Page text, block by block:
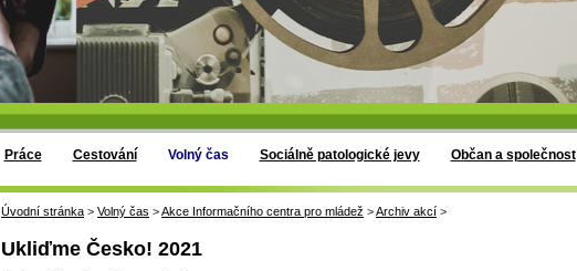
Práce Cestování Volný čas Sociálně patologické jevy Občan a společnost
Úvodní stránka > Volný čas >Akce Informačního centra pro mládež >Archiv akcí >
Ukliďme Česko! 2021